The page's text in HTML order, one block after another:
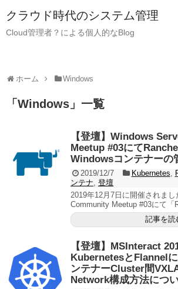
クラウド時代のシステム管理
Cloud管理者？による個人的なBlog
ホーム Windows
「 Windows 」 一覧
【登壇】Windows
Meetup #03にて
Windowsコンテナーの
2019/12/7 Kubernetes,
ンテナ, 登壇
2019年12月7日に開催されま
Community Meetup #03にて「
記事を読
【登壇】MSInteract
KubernetesとFlannel
ンテナーCluster間
Network構成方法につ